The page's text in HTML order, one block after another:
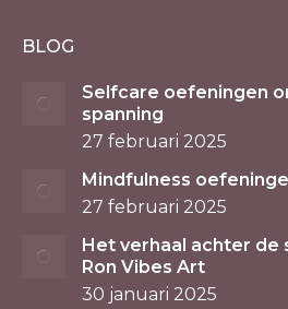
BLOG
Selfcare oefeningen
spanning
27 februari 2025
Mindfulness
27 februari 2025
Het verhaal achter de
Ron Vibes Art
30 januari 2025